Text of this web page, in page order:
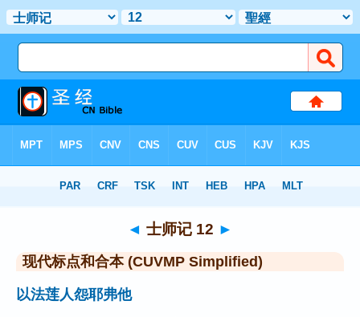
> 士师记 12
◄ 士师记 12 ►
现代标点和合本 (CUVMP Simplified)
以法莲人怨耶弗他